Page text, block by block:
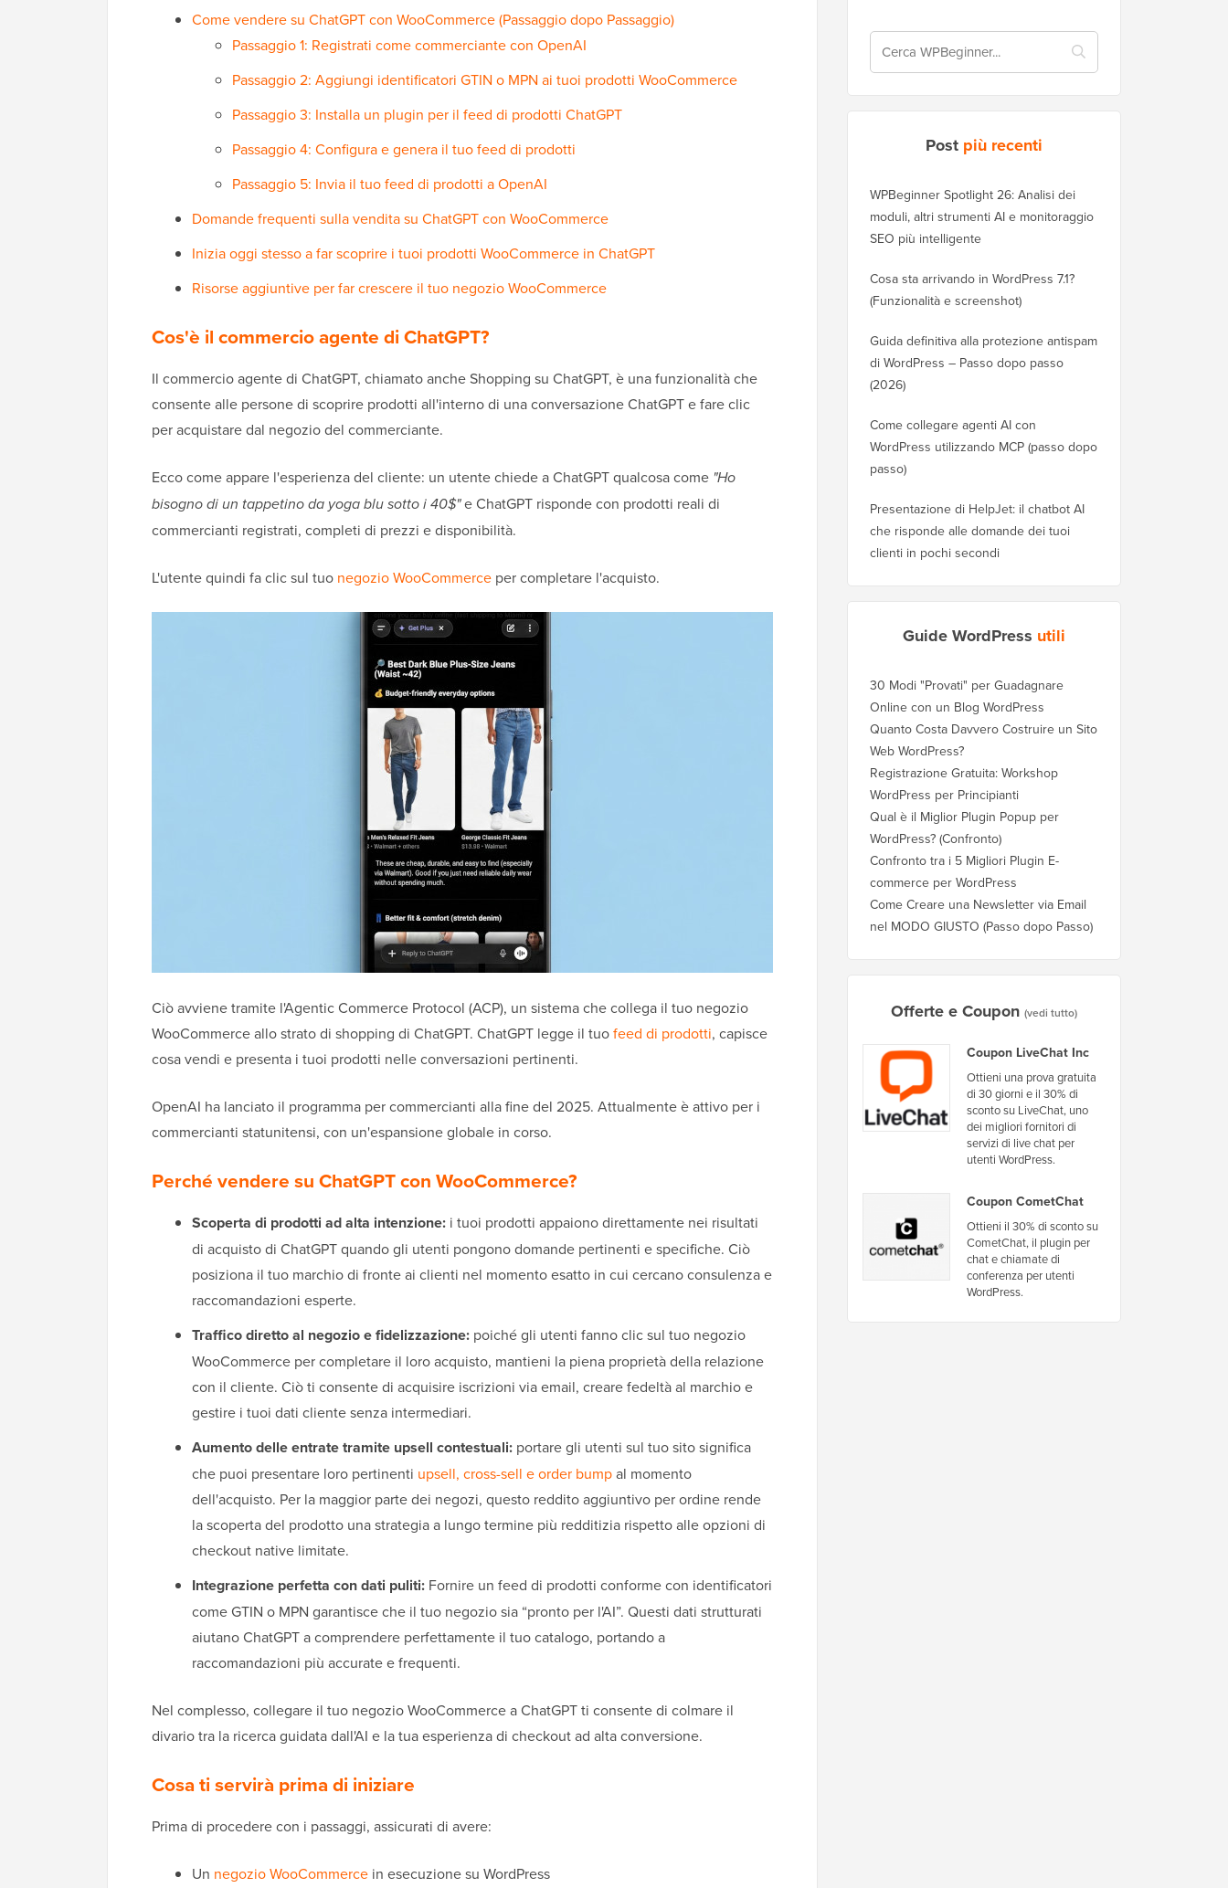
Come vendere su ChatGPT con WooCommerce (Passaggio dopo Passaggio)
Passaggio 1: Registrati come commerciante con OpenAI
Passaggio 2: Aggiungi identificatori GTIN o MPN ai tuoi prodotti WooCommerce
Passaggio 3: Installa un plugin per il feed di prodotti ChatGPT
Passaggio 4: Configura e genera il tuo feed di prodotti
Passaggio 5: Invia il tuo feed di prodotti a OpenAI
Domande frequenti sulla vendita su ChatGPT con WooCommerce
Inizia oggi stesso a far scoprire i tuoi prodotti WooCommerce in ChatGPT
Risorse aggiuntive per far crescere il tuo negozio WooCommerce
Cos'è il commercio agente di ChatGPT?
Il commercio agente di ChatGPT, chiamato anche Shopping su ChatGPT, è una funzionalità che
consente alle persone di scoprire prodotti all'interno di una conversazione ChatGPT e fare clic
per acquistare dal negozio del commerciante.
Ecco come appare l'esperienza del cliente: un utente chiede a ChatGPT qualcosa come "Ho
bisogno di un tappetino da yoga blu sotto i 40$"e ChatGPT risponde con prodotti reali di
commercianti registrati, completi di prezzi e disponibilità.
L'utente quindi fa clic sul tuo negozio WooCommerce per completare l'acquisto.
Ciò avviene tramite l'Agentic Commerce Protocol (ACP), un sistema che collega il tuo negozio
WooCommerce allo strato di shopping di ChatGPT. ChatGPT legge il tuofeed di prodotti, capisce
cosa vendi e presenta i tuoi prodotti nelle conversazioni pertinenti.
OpenAI ha lanciato il programma per commercianti alla fine del 2025. Attualmente è attivo per i
commercianti statunitensi, con un'espansione globale in corso.
Perché vendere su ChatGPT con WooCommerce?
Scoperta di prodotti ad alta intenzione: i tuoi prodotti appaiono direttamente nei risultati
di acquisto di ChatGPT quando gli utenti pongono domande pertinenti e specifiche. Ciò
posiziona il tuo marchio di fronte ai clienti nel momento esatto in cui cercano consulenza e
raccomandazioni esperte.
Traffico diretto al negozio e fidelizzazione: poiché gli utenti fanno clic sul tuo negozio
WooCommerce per completare il loro acquisto, mantieni la piena proprietà della relazione
con il cliente. Ciò ti consente di acquisire iscrizioni via email, creare fedeltà al marchio e
gestire i tuoi dati cliente senza intermediari.
Aumento delle entrate tramite upsell contestuali: portare gli utenti sul tuo sito significa
che puoi presentare loro pertinenti upsell, cross-sell e order bumpal momento
dell'acquisto. Per la maggior parte dei negozi, questo reddito aggiuntivo per ordine rende
la scoperta del prodotto una strategia a lungo termine più redditizia rispetto alle opzioni di
checkout native limitate.
Integrazione perfetta con dati puliti: Fornire un feed di prodotti conforme con identificatori
come GTIN o MPN garantisce che il tuo negozio sia “pronto per l'AI”. Questi dati strutturati
aiutano ChatGPT a comprendere perfettamente il tuo catalogo, portando a
raccomandazioni più accurate e frequenti.
Nel complesso, collegare il tuo negozio WooCommerce a ChatGPT ti consente di colmare il
divario tra la ricerca guidata dall'AI e la tua esperienza di checkout ad alta conversione.
Cosa ti servirà prima di iniziare
Prima di procedere con i passaggi, assicurati di avere:
Un negozio WooCommerce in esecuzione su WordPress
Post più recenti
WPBeginner Spotlight 26: Analisi dei
moduli, altri strumenti AI e monitoraggio
SEO più intelligente
Cosa sta arrivando in WordPress 7.1?
(Funzionalità e screenshot)
Guida definitiva alla protezione antispam
di WordPress – Passo dopo passo
(2026)
Come collegare agenti AI con
WordPress utilizzando MCP (passo dopo
passo)
Presentazione di HelpJet: il chatbot AI
che risponde alle domande dei tuoi
clienti in pochi secondi
Guide WordPress utili
30 Modi "Provati" per Guadagnare
Online con un Blog WordPress
Quanto Costa Davvero Costruire un Sito
Web WordPress?
Registrazione Gratuita: Workshop
WordPress per Principianti
Qual è il Miglior Plugin Popup per
WordPress? (Confronto)
Confronto tra i 5 Migliori Plugin E-
commerce per WordPress
Come Creare una Newsletter via Email
nel MODO GIUSTO (Passo dopo Passo)
Offerte e Coupon (vedi tutto)
Coupon LiveChat Inc
Ottieni una prova gratuita
di 30 giorni e il 30% di
sconto su LiveChat, uno
dei migliori fornitori di
servizi di live chat per
utenti WordPress.
Coupon CometChat
Ottieni il 30% di sconto su
CometChat, il plugin per
chat e chiamate di
conferenza per utenti
WordPress.